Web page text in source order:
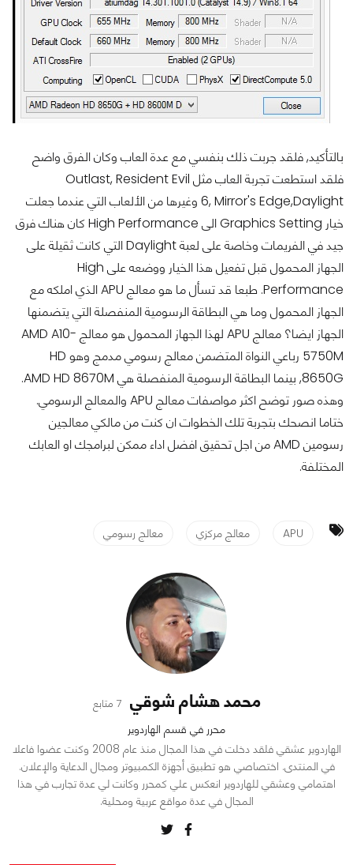
بالتأكيد, فلقد جربت ذلك بنفسي مع عدة العاب وكان الفرق واضح
فلقد استطعت تجربة العاب مثل Outlast, Resident Evil
6, Mirror's Edge,Daylight وغيرها من الألعاب التي عندما جعلت
خيار Graphics Setting الى High Performance كان هناك فرق
جيد في الفريمات وخاصة على لعبة Daylight التي كانت ثقيلة على
الجهاز المحمول قبل تفعيل هذا الخيار ووضعه على High
Performance. طبعا قد تسأل ما هو معالج APU الذي املكه مع
الجهاز المحمول وما هي البطاقة الرسومية المنفصلة التي يتضمنها
الجهاز ايضا؟ معالج APU لهذا الجهاز المحمول هو معالج AMD A10-
5750M رباعي النواة المتضمن معالج رسومي مدمج وهو HD
8650G, بينما البطاقة الرسومية المنفصلة هي AMD HD 8670M.
وهذه صور توضح اكثر مواصفات معالج APU والمعالج الرسومي.
ختاما انصحك بتجربة تلك الخطوات ان كنت من مالكي معالجين
رسومين AMD من اجل تحقيق افضل اداء ممكن لبرامجك او العابك
المختلفة.
APU معالج مركزي معالج رسومي
محمد هشام شوقي 7 متابع
محرر في قسم الهاردوير
الهاردوير عشقي فلقد دخلت في هذا المجال منذ عام 2008 وكنت عضوا فاعلا
في المنتدى. اختصاصي هو تطبيق أجهزة الكمبيوتر ومجال الدعاية والإعلان.
اهتمامي وعشقي للهاردوير انعكس علي كمحرر وكانت لي عدة تجارب في هذا
المجال في عدة مواقع عربية ومحلية.